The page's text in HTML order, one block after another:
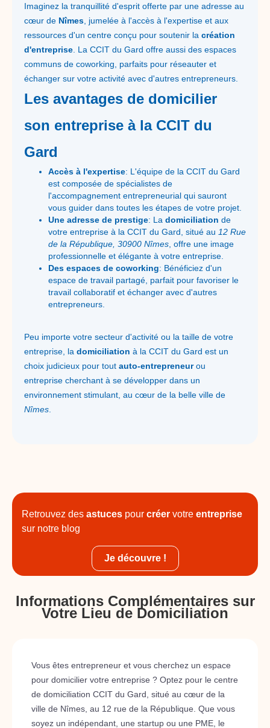
Imaginez la tranquillité d'esprit offerte par une adresse au
cœur de Nîmes , jumelée à l'accès à l'expertise et aux
ressources d'un centre conçu pour soutenir la création
d'entreprise . La CCIT du Gard offre aussi des espaces
communs de coworking, parfaits pour réseauter et
échanger sur votre activité avec d'autres entrepreneurs.
Les avantages de domicilier
son entreprise à la CCIT du
Gard
Accès à l'expertise: L'équipe de la CCIT du Gard
est composée de spécialistes de
l'accompagnement entrepreneurial qui sauront
vous guider dans toutes les étapes de votre projet.
Une adresse de prestige: La domiciliation de
votre entreprise à la CCIT du Gard, situé au 12 Rue
de la République, 30900 Nîmes , offre une image
professionnelle et élégante à votre entreprise.
Des espaces de coworking: Bénéficiez d'un
espace de travail partagé, parfait pour favoriser le
travail collaboratif et échanger avec d'autres
entrepreneurs.
Peu importe votre secteur d'activité ou la taille de votre
entreprise, la domiciliation à la CCIT du Gard est un
choix judicieux pour tout auto-entrepreneurou
entreprise cherchant à se développer dans un
environnement stimulant, au cœur de la belle ville de
Nîmes
Retrouvez des astuces pour créer votre entreprise
sur notre blog
Je découvre !
Informations Complémentaires sur
Votre Lieu de Domiciliation
Vous êtes entrepreneur et vous cherchez un espace
pour domicilier votre entreprise ? Optez pour le centre
de domiciliation CCIT du Gard, situé au cœur de la
ville de Nîmes, au 12 rue de la République. Que vous
soyez un indépendant, une startup ou une PME, le